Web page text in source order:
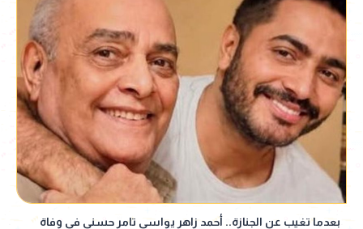
بعدما تغيب عن الجنازة.. أحمد زاهر يواسي تامر حسني في وفاة